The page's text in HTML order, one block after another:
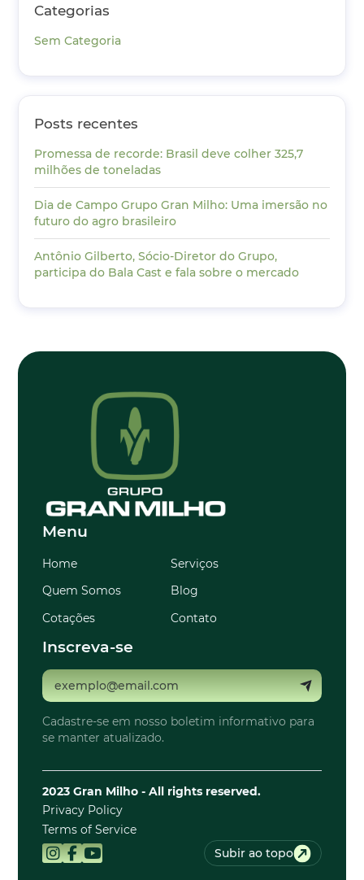
Categorias
Sem Categoria
Posts recentes
Promessa de recorde: Brasil deve colher 325,7
milhões de toneladas
Dia de Campo Grupo Gran Milho: Uma imersão no
futuro do agro brasileiro
Antônio Gilberto, Sócio-Diretor do Grupo,
participa do Bala Cast e fala sobre o mercado
Menu
Home
Quem Somos
Cotações
Serviços
Blog
Contato
Inscreva-se
Cadastre-se em nosso boletim informativo para
se manter atualizado.
2023 Gran Milho - All rights reserved.
Privacy Policy
Terms of Service
Subir ao topo